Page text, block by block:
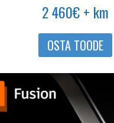
2 460€+ km
OSTA TOODE